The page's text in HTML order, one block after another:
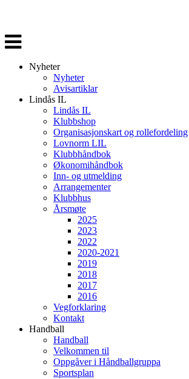
Veksle
navigasjon
Nyheter
Nyheter
Avisartiklar
Lindås IL
Lindås IL
Klubbshop
Organisasjonskart og rollefordeling
Lovnorm LIL
Klubbhåndbok
Økonomihåndbok
Inn- og utmelding
Arrangementer
Klubbhus
Årsmøte
2025
2023
2022
2020-2021
2019
2018
2017
2016
Vegforklaring
Kontakt
Handball
Handball
Velkommen til
Oppgåver i Håndballgruppa
Sportsplan